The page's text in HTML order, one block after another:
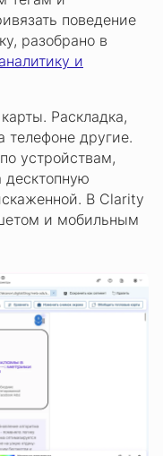
поведение
разобрано в
и
Раскладка,
телефоне другие.
устройствам,
десктопную
В Clarity
и мобильным